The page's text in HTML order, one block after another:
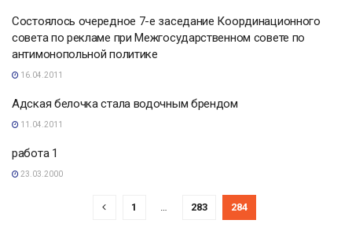
Состоялось очередное 7-е заседание Координационного
совета по рекламе при Межгосударственном совете по
антимонопольной политике
16.04.2011
Адская белочка стала водочным брендом
11.04.2011
работа 1
23.03.2000
1 … 283 284